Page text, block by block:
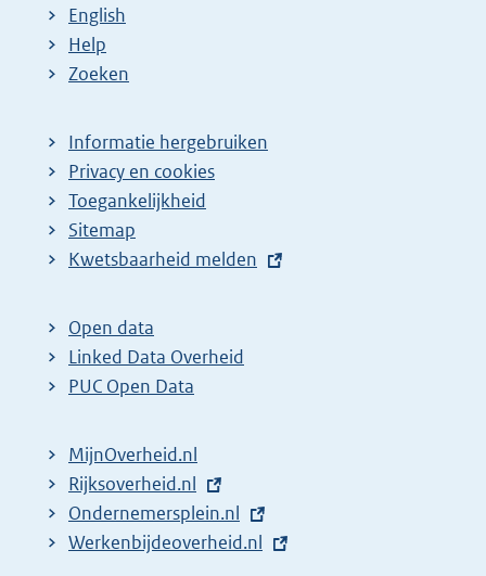
English
Help
Zoeken
Informatie hergebruiken
Privacy en cookies
Toegankelijkheid
Sitemap
E
t
e
r
l
i
n
k
Kwetsbaarheid melden
Open data
Linked Data Overheid
PUC Open Data
MijnOverheid.nl
E
x
t
Rijksoverheid.nl
E
x
Ondernemersplein.nl
E
Werkenbijdeoverheid.nl